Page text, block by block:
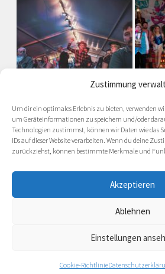
Zustimmung
Um dir ein optimales Erlebnis zu bieten, verwenden
um Geräteinformationen zu speichern und/oder
Technologien zustimmst, können wir Daten wie das
IDs auf dieser Website verarbeiten. Wenn du deine
zurückziehst, können bestimmte Merkmale und
Akzeptieren
Ablehnen
Einstellungen
Cookie-Richtlinie